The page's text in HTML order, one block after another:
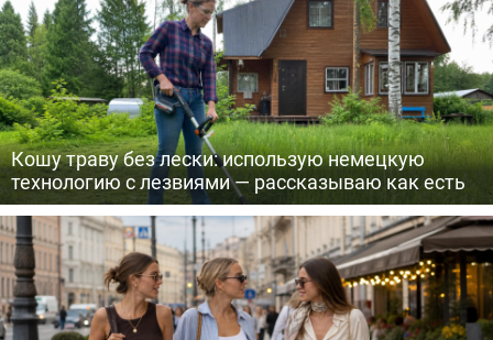
Кошу траву без лески: использую немецкую
технологию с лезвиями — рассказываю как есть